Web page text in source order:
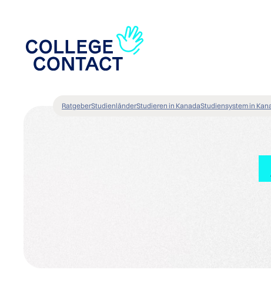
RatgeberStudienländerStudieren in KanadaStudiensystem in